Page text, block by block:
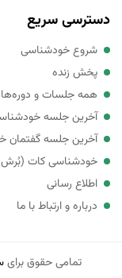
دسترسی سریع
شروع خودشناسی
پخش زنده
همه جلسات و دوره‌ها
آخرین جلسه
آخرین جلسه گفتمان
خودشناسی کات
اطلاع رسانی
درباره و ارتباط با ما
تمامی حقوق برای